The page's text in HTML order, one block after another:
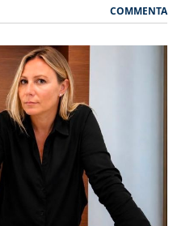
COMMENTA